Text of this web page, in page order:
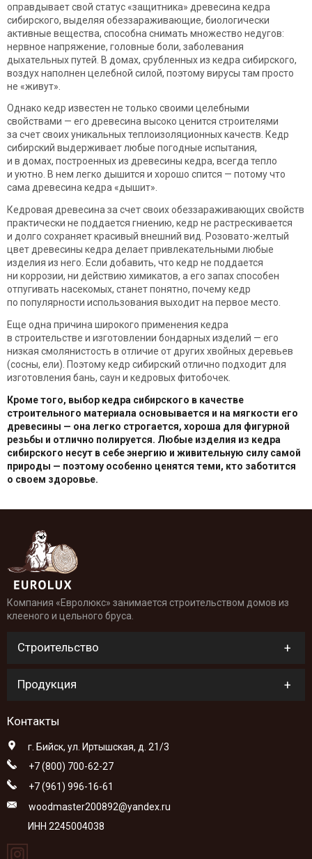
оправдывает свой статус «защитника» древесина кедра
сибирского, выделяя обеззараживающие, биологически
активные вещества, способна снимать множество недугов:
нервное напряжение, головные боли, заболевания
дыхательных путей. В домах, срубленных из кедра сибирского,
воздух наполнен целебной силой, поэтому вирусы там просто
не «живут».
Однако кедр известен не только своими целебными
свойствами — его древесина высоко ценится строителями
за счет своих уникальных теплоизоляционных качеств. Кедр
сибирский выдерживает любые погодные испытания,
и в домах, построенных из древесины кедра, всегда тепло
и уютно. В нем легко дышится и хорошо спится — потому что
сама древесина кедра «дышит».
Кедровая древесина за счет своих обеззараживающих свойств
практически не поддается гниению, кедр не растрескивается
и долго сохраняет красивый внешний вид. Розовато-желтый
цвет древесины кедра делает привлекательными любые
изделия из него. Если добавить, что кедр не поддается
ни коррозии, ни действию химикатов, а его запах способен
отпугивать насекомых, станет понятно, почему кедр
по популярности использования выходит на первое место.
Еще одна причина широкого применения кедра
в строительстве и изготовлении бондарных изделий — его
низкая смолянистость в отличие от других хвойных деревьев
(сосны, ели). Поэтому кедр сибирский отлично подходит для
изготовления бань, саун и кедровых фитобочек.
Кроме того, выбор кедра сибирского в качестве
строительного материала основывается и на мягкости его
древесины — она легко строгается, хороша для фигурной
резьбы и отлично полируется. Любые изделия из кедра
сибирского несут в себе энергию и живительную силу самой
природы — поэтому особенно ценятся теми, кто заботится
о своем здоровье.
Компания «Евролюкс» занимается строительством домов из
клееного и цельного бруса.
Строительство
Продукция
Контакты
г. Бийск, ул. Иртышская, д. 21/3
+7 (800) 700-62-27
+7 (961) 996-16-61
woodmaster200892@yandex.ru
ИНН 2245004038